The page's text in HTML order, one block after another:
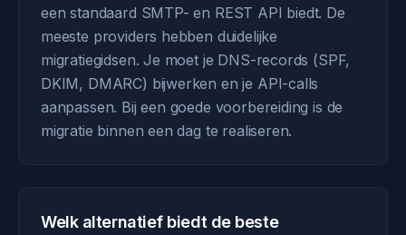
een standaard SMTP- en REST API biedt. De
meeste providers hebben duidelijke
migratiegidsen. Je moet je DNS-records (SPF,
DKIM, DMARC) bijwerken en je API-calls
aanpassen. Bij een goede voorbereiding is de
migratie binnen een dag te realiseren.
Welk alternatief biedt de beste